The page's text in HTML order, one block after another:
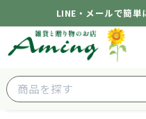
LINE・メールで簡単